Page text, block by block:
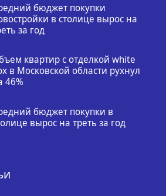
бюджет покупки
в столице вырос на
за год
квартир с отделкой white
в Московской области рухнул
46%
бюджет покупки в
вырос на треть за год